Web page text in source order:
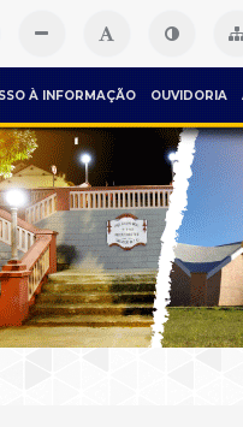
À INFORMAÇÃO OUVIDORIA